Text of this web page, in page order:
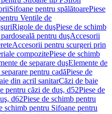
Sifoane pentru spălătoarePiese
Ventile de
Rigole de duşPiese de schimb
pentru duşAccesorii
Accesorii pentru scurgeri prin
compozitePiese de schimb
de separare duşElemente de
pentru cadăPiese de
din acril sanitarCăzi de baie
pentru căzi de duş, d52Piese de
d62Piese de schimb pentru
schimb pentru Sifoane pentru